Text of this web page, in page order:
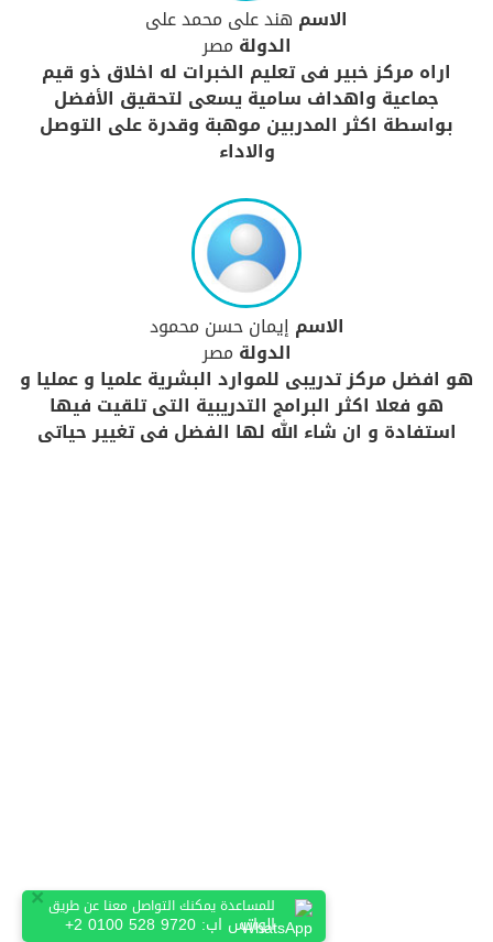
الاسم هند على محمد على
الدولة مصر
اراه مركز خبير فى تعليم الخبرات له اخلاق ذو قيم
جماعية واهداف سامية يسعى لتحقيق الأفضل
بواسطة اكثر المدربين موهبة وقدرة على التوصل
والاداء
الاسم إيمان حسن محمود
الدولة مصر
هو افضل مركز تدريبى للموارد البشرية علميا و عمليا و
هو فعلا اكثر البرامج التدريبية التى تلقيت فيها
استفادة و ان شاء الله لها الفضل فى تغيير حياتى
×للمساعدة يمكنك التواصل معنا عن طريق
الواتس اب: +2 0100 528 9720